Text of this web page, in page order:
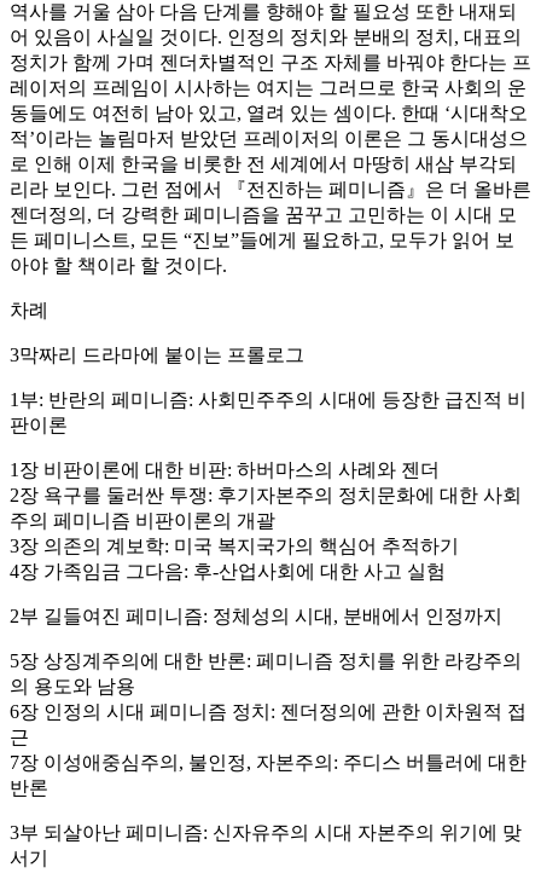
역사를 거울 삼아 다음 단계를 향해야 할 필요성 또한 내재되
어 있음이 사실일 것이다. 인정의 정치와 분배의 정치, 대표의
정치가 함께 가며 젠더차별적인 구조 자체를 바꿔야 한다는 프
레이저의 프레임이 시사하는 여지는 그러므로 한국 사회의 운
동들에도 여전히 남아 있고, 열려 있는 셈이다. 한때 ‘시대착오
적’이라는 놀림마저 받았던 프레이저의 이론은 그 동시대성으
로 인해 이제 한국을 비롯한 전 세계에서 마땅히 새삼 부각되
리라 보인다. 그런 점에서 『전진하는 페미니즘』은 더 올바른
젠더정의, 더 강력한 페미니즘을 꿈꾸고 고민하는 이 시대 모
든 페미니스트, 모든 “진보”들에게 필요하고, 모두가 읽어 보
아야 할 책이라 할 것이다.
차례
3막짜리 드라마에 붙이는 프롤로그
1부: 반란의 페미니즘: 사회민주주의 시대에 등장한 급진적 비
판이론
1장 비판이론에 대한 비판: 하버마스의 사례와 젠더
2장 욕구를 둘러싼 투쟁: 후기자본주의 정치문화에 대한 사회
주의 페미니즘 비판이론의 개괄
3장 의존의 계보학: 미국 복지국가의 핵심어 추적하기
4장 가족임금 그다음: 후-산업사회에 대한 사고 실험
2부 길들여진 페미니즘: 정체성의 시대, 분배에서 인정까지
5장 상징계주의에 대한 반론: 페미니즘 정치를 위한 라캉주의
의 용도와 남용
6장 인정의 시대 페미니즘 정치: 젠더정의에 관한 이차원적 접
근
7장 이성애중심주의, 불인정, 자본주의: 주디스 버틀러에 대한
반론
3부 되살아난 페미니즘: 신자유주의 시대 자본주의 위기에 맞
서기